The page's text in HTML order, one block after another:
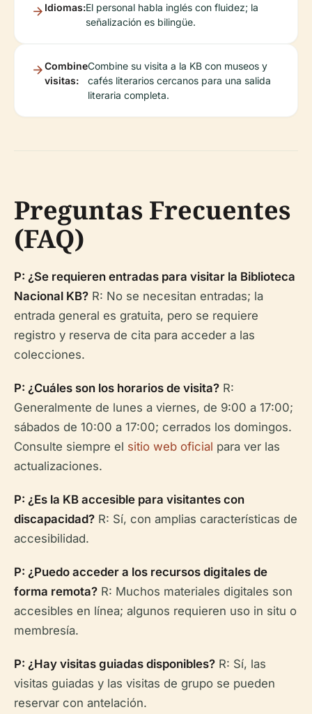
Idiomas:El personal habla inglés con fluidez; la
señalización es bilingüe.
Combine
visitas:
Combine su visita a la KB con museos y
cafés literarios cercanos para una salida
literaria completa.
Preguntas Frecuentes
(FAQ)
P: ¿Se requieren entradas para visitar la Biblioteca
Nacional KB? R: No se necesitan entradas; la
entrada general es gratuita, pero se requiere
registro y reserva de cita para acceder a las
colecciones.
P: ¿Cuáles son los horarios de visita? R:
Generalmente de lunes a viernes, de 9:00 a 17:00;
sábados de 10:00 a 17:00; cerrados los domingos.
Consulte siempre el sitio web oficial para ver las
actualizaciones.
P: ¿Es la KB accesible para visitantes con
discapacidad? R: Sí, con amplias características de
accesibilidad.
P: ¿Puedo acceder a los recursos digitales de
forma remota? R: Muchos materiales digitales son
accesibles en línea; algunos requieren uso in situ o
membresía.
P: ¿Hay visitas guiadas disponibles? R: Sí, las
visitas guiadas y las visitas de grupo se pueden
reservar con antelación.